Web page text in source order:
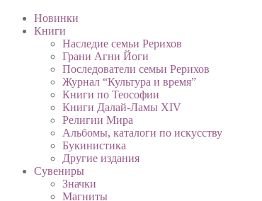
Новинки
Книги
Наследие семьи Рерихов
Грани Агни Йоги
Последователи семьи Рерихов
Журнал “Культура и время”
Книги по Теософии
Книги Далай-Ламы XIV
Религии Мира
Альбомы, каталоги по искусству
Букинистика
Другие издания
Сувениры
Значки
Магниты